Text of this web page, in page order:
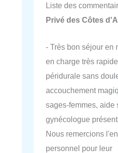
Liste des
Privé des Côtes
- Très bon séjour en
en charge très
péridurale sans
accouchement
sages-femmes, aide
gynécologue
Nous remercions
personnel pour leur